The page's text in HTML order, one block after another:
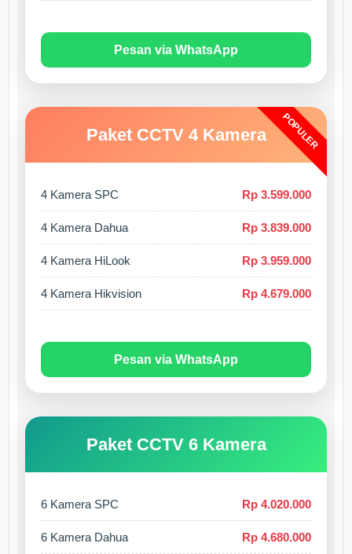
Pesan via WhatsApp
POPULER
Paket CCTV 4 Kamera
4 Kamera SPC Rp 3.599.000
4 Kamera Dahua Rp 3.839.000
4 Kamera HiLook Rp 3.959.000
4 Kamera Hikvision Rp 4.679.000
Pesan via WhatsApp
Paket CCTV 6 Kamera
6 Kamera SPC Rp 4.020.000
6 Kamera Dahua Rp 4.680.000